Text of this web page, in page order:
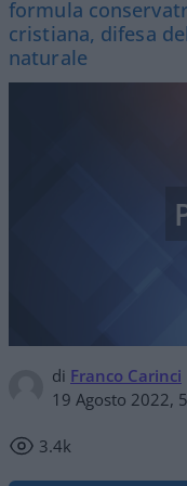
formula
cristiana, difesa
naturale
di Franco Carinci
19 Agosto 2022,
3.4k